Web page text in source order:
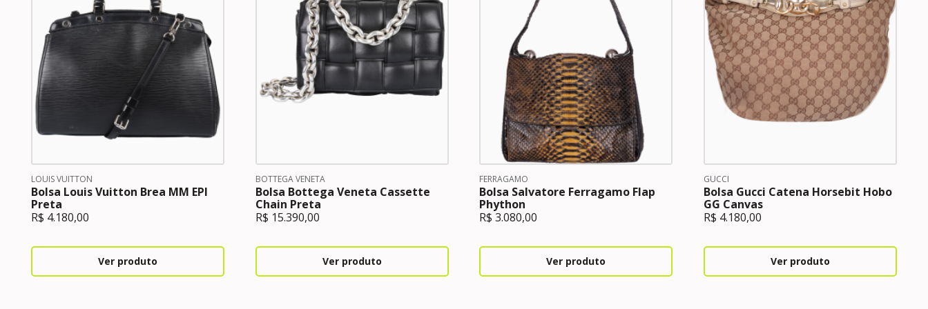
LOUIS VUITTON
Bolsa Louis Vuitton Brea MM EPI
Preta
R$ 4.180,00
Ver produto
BOTTEGA VENETA
Bolsa Bottega Veneta Cassette
Chain Preta
R$ 15.390,00
Ver produto
FERRAGAMO
Bolsa Salvatore Ferragamo Flap
Phython
R$ 3.080,00
Ver produto
GUCCI
Bolsa Gucci Catena Horsebit Hobo
GG Canvas
R$ 4.180,00
Ver produto